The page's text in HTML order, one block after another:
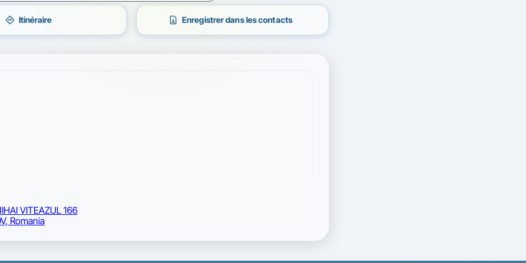
directions Itinéraire contact_page Enregistrer dans les contacts
VITEAZUL 166
Romania